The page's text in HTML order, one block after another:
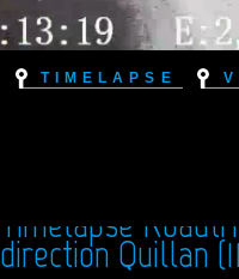
Timelapse
Timelapse
direction Quillan